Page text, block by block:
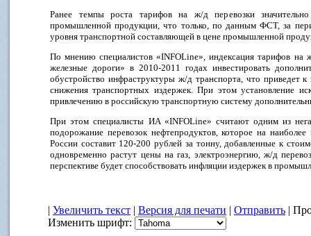
Ранее темпы роста тарифов на ж/д перевозки
промышленной продукции, что только, по данным ФСТ, за
уровня транспортной составляющей в цене промышленной
По мнению специалистов «INFOLine», индексация тарифов на
железные дороги» в 2010-2011 годах инвестировать
обустройство инфраструктуры ж/д транспорта, что приведет
снижения транспортных издержек. При этом установление
привлечению в российскую транспортную систему
При этом специалисты ИA «INFOLine» считают одним из
подорожание перевозок нефтепродуктов, которое на
России составит 120-200 рублей за тонну, добавленные к
одновременно растут цены на газ, электроэнергию, ж/д
перспективе будет способствовать инфляции издержек в
| Увеличить текст | Версия для печати | Отправить |
Изменить шрифт: